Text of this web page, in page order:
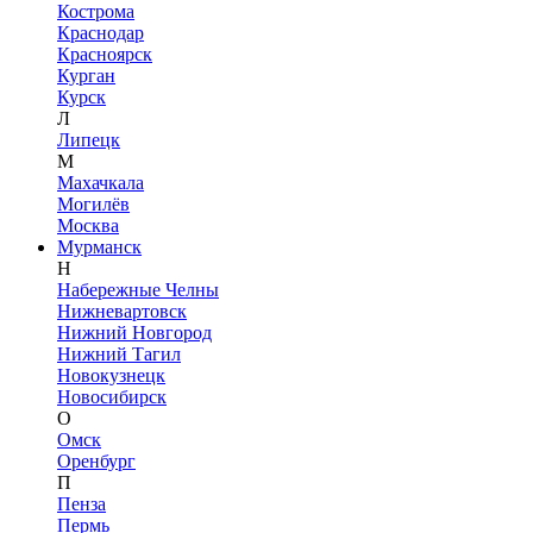
Кострома
Краснодар
Красноярск
Курган
Курск
Л
Липецк
М
Махачкала
Могилёв
Москва
Мурманск
Н
Набережные Челны
Нижневартовск
Нижний Новгород
Нижний Тагил
Новокузнецк
Новосибирск
О
Омск
Оренбург
П
Пенза
Пермь